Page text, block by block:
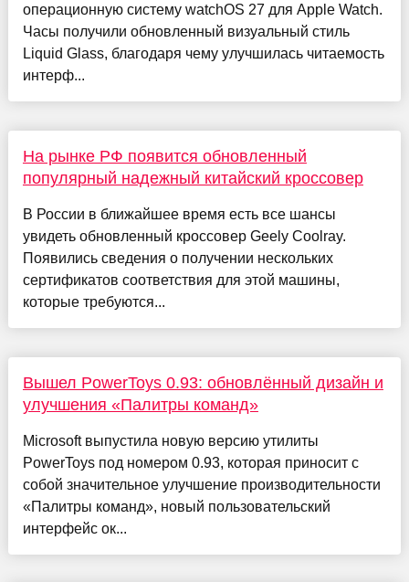
операционную систему watchOS 27 для Apple Watch.
Часы получили обновленный визуальный стиль
Liquid Glass, благодаря чему улучшилась читаемость
интерф...
На рынке РФ появится обновленный
популярный надежный китайский кроссовер
В России в ближайшее время есть все шансы
увидеть обновленный кроссовер Geely Coolray.
Появились сведения о получении нескольких
сертификатов соответствия для этой машины,
которые требуются...
Вышел PowerToys 0.93: обновлённый дизайн и
улучшения «Палитры команд»
Microsoft выпустила новую версию утилиты
PowerToys под номером 0.93, которая приносит с
собой значительное улучшение производительности
«Палитры команд», новый пользовательский
интерфейс ок...